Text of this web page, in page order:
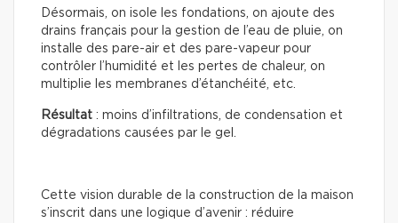
Désormais, on isole les fondations, on ajoute des
drains français pour la gestion de l’eau de pluie, on
installe des pare-air et des pare-vapeur pour
contrôler l’humidité et les pertes de chaleur, on
multiplie les membranes d’étanchéité, etc.
Résultat : moins d’infiltrations, de condensation et
dégradations causées par le gel.
Cette vision durable de la construction de la maison
s’inscrit dans une logique d’avenir : réduire